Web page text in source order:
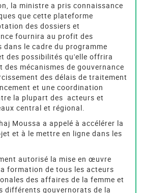
la ministre a pris connaissance
que cette plateforme
des dossiers et
fournira au profit des
dans le cadre du programme
des possibilités qu'elle offrira
des mécanismes de gouvernance
des délais de traitement
et une coordination
la plupart des acteurs et
central et régional.
Moussa a appelé à accélérer la
et à le mettre en ligne dans les
autorisé la mise en œuvre
formation de tous les acteurs
des affaires de la femme et
différents gouvernorats de la